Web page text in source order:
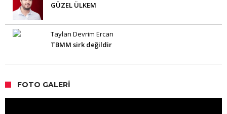
GÜZEL ÜLKEM
Taylan Devrim Ercan
TBMM sirk değildir
FOTO GALERI